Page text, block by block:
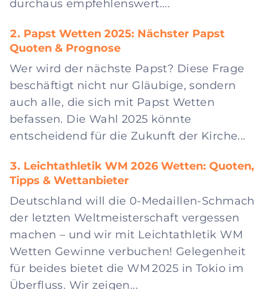
durchaus empfehlenswert....
Papst Wetten 2025: Nächster Papst
Quoten & Prognose
Wer wird der nächste Papst? Diese Frage
beschäftigt nicht nur Gläubige, sondern
auch alle, die sich mit Papst Wetten
befassen. Die Wahl 2025 könnte
entscheidend für die Zukunft der Kirche...
Leichtathletik WM 2026 Wetten: Quoten,
Tipps & Wettanbieter
Deutschland will die 0-Medaillen-Schmach
der letzten Weltmeisterschaft vergessen
machen – und wir mit Leichtathletik WM
Wetten Gewinne verbuchen! Gelegenheit
für beides bietet die WM 2025 in Tokio im
Überfluss. Wir zeigen...